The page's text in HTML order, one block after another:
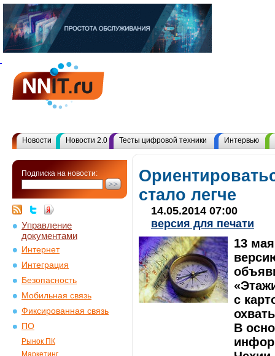
Новости Новости 2.0 Тесты цифровой техники Интервью
Подписка на новости:
Управление
документами
Интернет
Интеграция
Безопасность
Мобильная связь
Фиксированная связь
ПО
Рынок ПК
Маркетинг
стало легче
14.05.2014 07:00
версия для печати
13
с
В